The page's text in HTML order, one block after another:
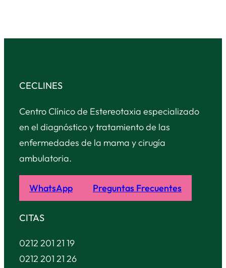
CECLINES
Centro Clínico de Estereotaxia especializado
en el diagnóstico y tratamiento de las
enfermedades de la mama y cirugía
ambulatoria.
WhatsApp Preguntas Frecuentes
CITAS
0212 201 21 19
0212 201 21 26